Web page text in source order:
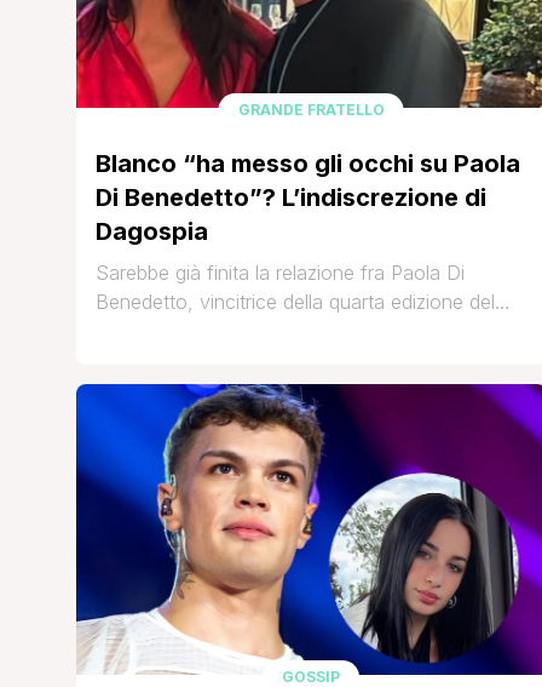
GRANDE FRATELLO
Blanco “ha messo gli occhi su Paola
Di Benedetto”? L’indiscrezione di
Dagospia
Sarebbe già finita la relazione fra Paola Di
Benedetto, vincitrice della quarta edizione del
nuovo giudice della prossima edizione di X
Factor, insieme a Fedez, Ambra Angiolini e
Dargen D'Amico. La coppia era stata
paparazzata dal settimanale Chi mentre si
baciava. [']
GOSSIP